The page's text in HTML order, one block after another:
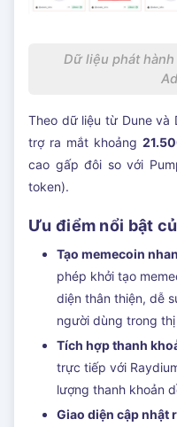
Dữ liệu phát
Theo dữ liệu từ Dune và
trợ ra mắt khoảng
cao gấp đôi so với
token).
Ưu điểm nổi bật
Tạo memecoin
phép khởi tạo
diện thân thiện, dễ
người dùng trong
Tích hợp thanh
trực tiếp với
lượng thanh khoản
Giao diện cập nhật